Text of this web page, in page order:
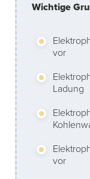
Wichtige
vor
Ladung
vor